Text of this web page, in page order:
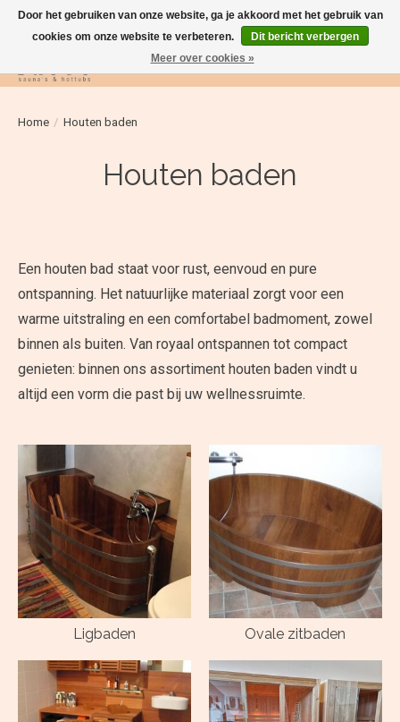
Verlanglijst
Home / Houten baden
Houten baden
Een houten bad staat voor rust, eenvoud en pure
ontspanning. Het natuurlijke materiaal zorgt voor een
warme uitstraling en een comfortabel badmoment, zowel
binnen als buiten. Van royaal ontspannen tot compact
genieten: binnen ons assortiment houten baden vindt u
altijd een vorm die past bij uw wellnessruimte.
Ligbaden Ovale zitbaden
Door het gebruiken van onze website, ga je akkoord met het gebruik van
cookies om onze website te verbeteren.
Dit bericht verbergen
Meer over cookies »